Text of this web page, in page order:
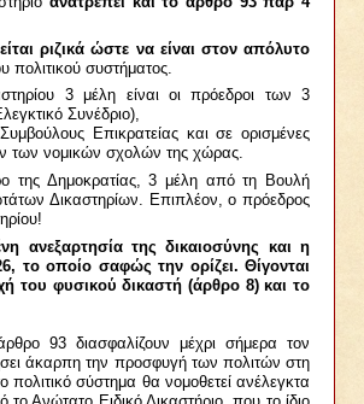
ριζικά ώστε να είναι στον απόλυτο
πολιτικού συστήματος.
3 μέλη είναι οι πρόεδροι των 3
Συνέδριο),
Επικρατείας και σε ορισμένες
των νομικών σχολών της χώρας.
της Δημοκρατίας, 3 μέλη από τη Βουλή
Δικαστηρίων. Επιπλέον, ο πρόεδρος
ανεξαρτησία της δικαιοσύνης και η
το οποίο σαφώς την ορίζει. Θίγονται
του φυσικού δικαστή (άρθρο 8) και το
93 διασφαλίζουν μέχρι σήμερα τον
άκαρπη την προσφυγή των πολιτών στη
σύστημα θα νομοθετεί ανέλεγκτα